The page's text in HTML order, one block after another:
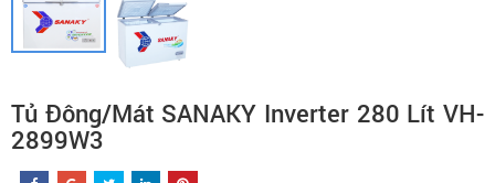
Tủ Đông/Mát SANAKY Inverter 280 Lít VH-
2899W3